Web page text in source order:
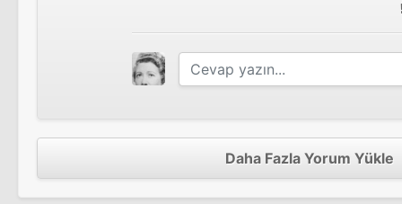
Daha Fazla Yorum Yükle